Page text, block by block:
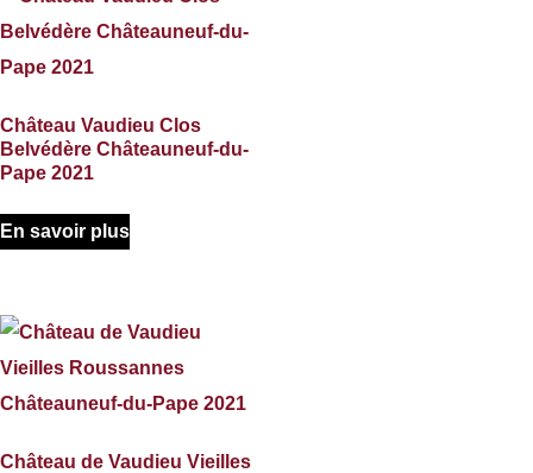
Château Vaudieu Clos
Belvédère Châteauneuf-du-
Pape 2021
En savoir plus
Château de Vaudieu Vieilles